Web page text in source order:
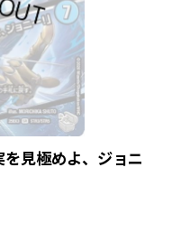
を見極めよ、ジョニ